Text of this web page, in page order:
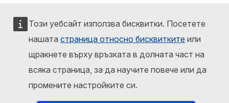
Този уебсайт използва бисквитки. Посетете
нашата страница относно бисквитките или
щракнете върху връзката в долната част на
всяка страница, за да научите повече или да
промените настройките си.